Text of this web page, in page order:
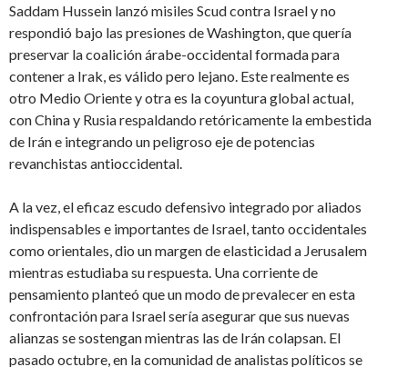
Saddam Hussein lanzó misiles Scud contra Israel y no
respondió bajo las presiones de Washington, que quería
preservar la coalición árabe-occidental formada para
contener a Irak, es válido pero lejano. Este realmente es
otro Medio Oriente y otra es la coyuntura global actual,
con China y Rusia respaldando retóricamente la embestida
de Irán e integrando un peligroso eje de potencias
revanchistas antioccidental.
A la vez, el eficaz escudo defensivo integrado por aliados
indispensables e importantes de Israel, tanto occidentales
como orientales, dio un margen de elasticidad a Jerusalem
mientras estudiaba su respuesta. Una corriente de
pensamiento planteó que un modo de prevalecer en esta
confrontación para Israel sería asegurar que sus nuevas
alianzas se sostengan mientras las de Irán colapsan. El
pasado octubre, en la comunidad de analistas políticos se